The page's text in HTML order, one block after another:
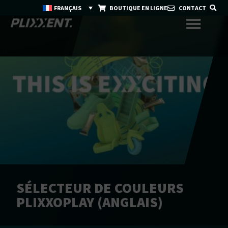
FRANÇAIS BOUTIQUE EN LIGNE CONTACT
SÉLECTEUR DE COULEURS
PLIXXOPLAY (ANGLAIS)